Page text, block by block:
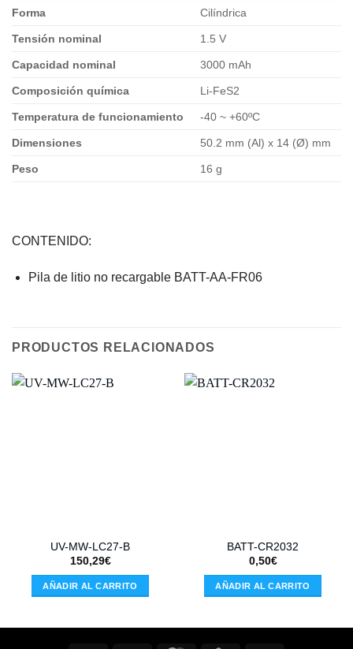
Forma Cilíndrica
Tensión nominal 1.5 V
Capacidad nominal 3000 mAh
Composición química Li-FeS2
Temperatura de funcionamiento -40 ~ +60ºC
Dimensiones 50.2 mm (Al) x 14 (Ø) mm
Peso 16 g
CONTENIDO:
Pila de litio no recargable BATT-AA-FR06
PRODUCTOS RELACIONADOS
UV-MW-LC27-B
150,29€
AÑADIR AL CARRITO
BATT-CR2032
0,50€
AÑADIR AL CARRITO